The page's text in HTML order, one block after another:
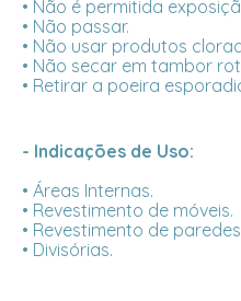
• Não é permitida
• Não passar.
• Não usar produtos
• Não secar em tambor
• Retirar a poeira
- Indicações de Uso:
• Áreas Internas.
• Revestimento de móveis.
• Revestimento de
• Divisórias.